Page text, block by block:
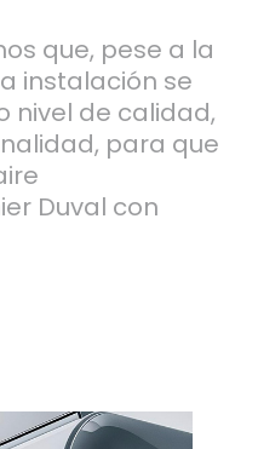
que, pese a la
instalación se
nivel de calidad,
para que
Duval con